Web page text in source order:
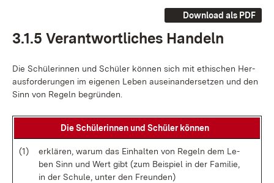
Download als PDF
3.1.5 Ver­ant­wort­li­ches Han­deln
Die Schü­le­rin­nen und Schü­ler kön­nen sich mit ethi­schen Her­
aus­for­de­run­gen im ei­ge­nen Le­ben aus­ein­an­der­set­zen und den
Sinn von Re­geln be­grün­den.
Die Schü­le­rin­nen und Schü­ler kön­nen
(1)
er­klä­ren, war­um das Ein­hal­ten von Re­geln dem Le­
ben Sinn und Wert gibt (zum Bei­spiel in der Fa­mi­lie,
in der Schu­le, un­ter den Freun­den)